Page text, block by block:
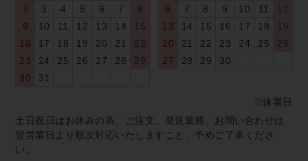
2
3 4 5 6 7
8
9
10 11 12 13 14
15
16
17 18 19 20 21
22
23
24 25 26 27 28
29
30
31
6
7 8 9 10 11
12
13
14 15 16 17 18
19
20
21 22 23 24 25
26
27
28 29 30
休業日
土日祝日はお休みの為、ご注文、発送業務、お問い合わせは
翌営業日より順次対応いたしますこと、予めご了承くださ
い。